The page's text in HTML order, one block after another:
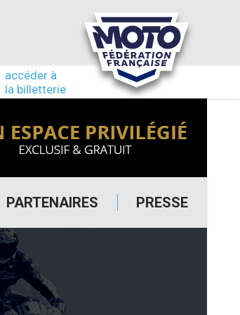
PARTENAIRES PRESSE
accéder à
la billetterie
NEVERS MAGNY-COURS (58)
du 24/09/2026 au 27/09/2026